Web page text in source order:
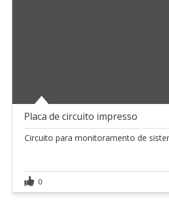
Placa de circuito impresso
Circuito para monitoramento de
0